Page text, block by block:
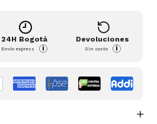
24H Bogotá
Envío express i
Devoluciones
Sin costo i